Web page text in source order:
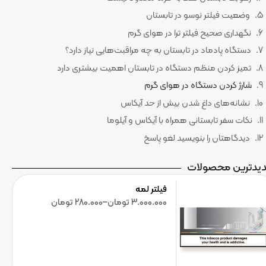
وضعیت فیلتر نوسو در تابستان
نگهداری صحیح فیلتر ترا در هوای گرم
دستگاه پادماد در تابستان به چه مراقبت‌هایی نیاز دارد؟
تمیز کردن منظم دستگاه در تابستان اهمیت بیشتری دارد
شارژ کردن دستگاه در هوای گرم
نشانه‌های داغ شدن بیش از حد آیکاس
نکات سفر تابستانی همراه با آیکاس و آیلوما
دیدگاهتان را بنویسید لغو پاسخ
محصولات
فیلتر لمه
3.000.000تومان–
280.000تومان